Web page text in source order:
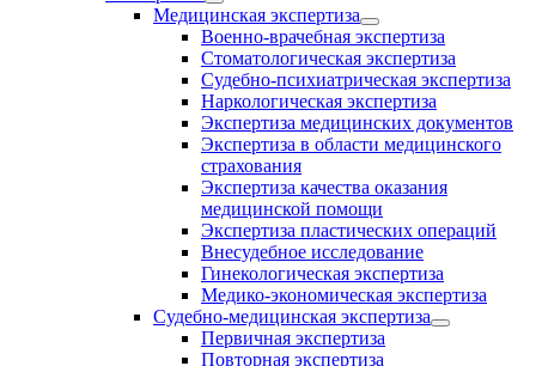
Медицинская экспертиза
Военно-врачебная экспертиза
Стоматологическая экспертиза
Судебно-психиатрическая экспертиза
Наркологическая экспертиза
Экспертиза медицинских документов
Экспертиза в области медицинского
страхования
Экспертиза качества оказания
медицинской помощи
Экспертиза пластических операций
Внесудебное исследование
Гинекологическая экспертиза
Медико-экономическая экспертиза
Судебно-медицинская экспертиза
Первичная экспертиза
Повторная экспертиза